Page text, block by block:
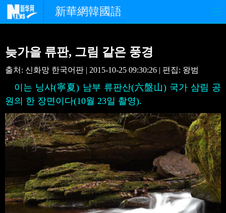
新華網韓國語
중한교류 핫 TV 문화
연예 관광 오피니언
생생 중국어
늦가을 류판, 그림 같은 풍경
출처: 신화망 한국어판 | 2015-10-25 09:30:26 | 편집: 왕범
이는 닝샤(寧夏) 남부 류판산(六盤山) 국가 삼림 공
원의 한 장면이다(10월 23일 촬영).